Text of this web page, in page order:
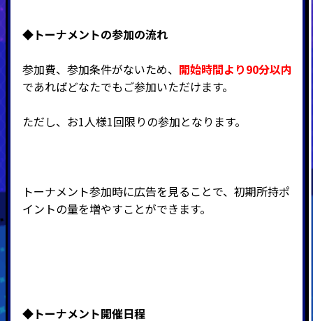
◆トーナメントの参加の流れ
参加費、参加条件がないため、 開始時間より90分以内
であればどなたでもご参加いただけます。
ただし、お1人様1回限りの参加となります。
トーナメント参加時に広告を見ることで、初期所持ポ
イントの量を増やすことができます。
◆トーナメント開催日程